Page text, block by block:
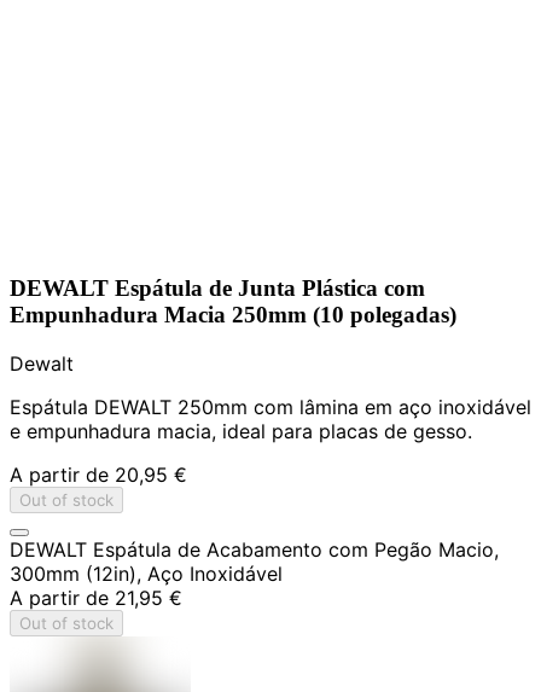
DEWALT Espátula de Junta Plástica com
Empunhadura Macia 250mm (10 polegadas)
Dewalt
Espátula DEWALT 250mm com lâmina em aço inoxidável
e empunhadura macia, ideal para placas de gesso.
A partir de 20,95 €
Out of stock
DEWALT Espátula de Acabamento com Pegão Macio,
300mm (12in), Aço Inoxidável
A partir de 21,95 €
Out of stock